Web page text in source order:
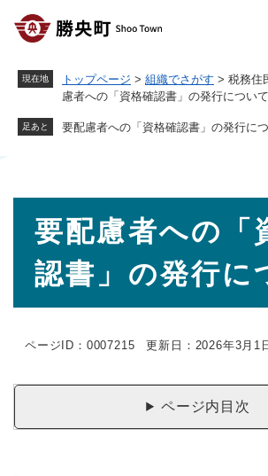
現在地 トップページ > 組織でさがす > 税務住
慮者への「資格確認書」の発行について
足あと 要配慮者への「資格確認書」の発行に
要配慮者への「
認書」の発行に
ページID：0007215 更新日：2026年3月1
ページ内目次